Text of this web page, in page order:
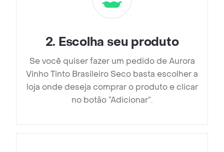
2. Escolha seu produto
Se você quiser fazer um pedido de Aurora
Vinho Tinto Brasileiro Seco basta escolher a
loja onde deseja comprar o produto e clicar
no botão “Adicionar”.